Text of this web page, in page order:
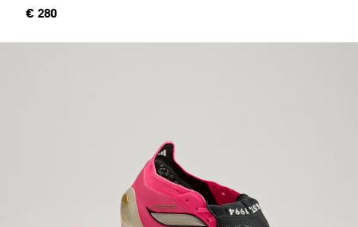
Price
€ 280